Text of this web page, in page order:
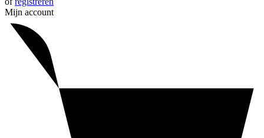
Mijn account